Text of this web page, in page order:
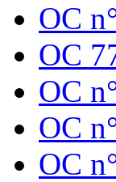
OC
OC
OC
OC
OC